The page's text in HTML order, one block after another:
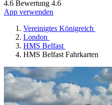
4.6 Bewertung 4.6
App verwenden
Vereinigtes Königreich
London
HMS Belfast
HMS Belfast Fahrkarten